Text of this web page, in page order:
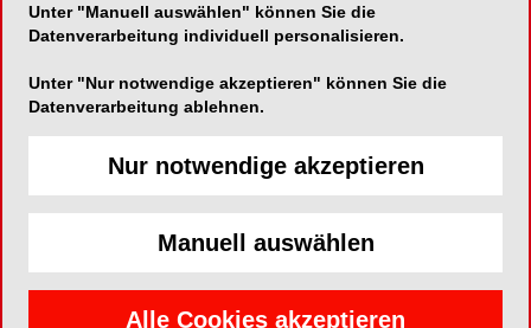
Telefon:
+43 (0)5574 62 890-10
E-Mail:
lichthärtendes, röntgenopakes, hochgefülltes
Nano-Hybrid-Komposit-Füllungsmaterial für
Unter "Manuell auswählen" können Sie die
Datenverarbeitung individuell personalisieren.
Unter "Nur notwendige akzeptieren" können Sie die
Datenverarbeitung ablehnen.
Nur notwendige akzeptieren
Manuell auswählen
Alle Cookies akzeptieren